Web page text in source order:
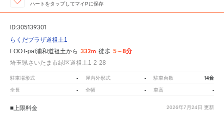
ハートをタップしてマイPに保存
ID:305139301
らくだプラザ道祖土1
FOOT-pal浦和道祖土から 332m 徒歩 5～8分
埼玉県さいたま市緑区道祖土1-2-28
駐車場形式 - 屋内外形式 - 駐車台数 14台
全長 - 全幅 - 車高 -
2026年7月24日 更新
■上限料金